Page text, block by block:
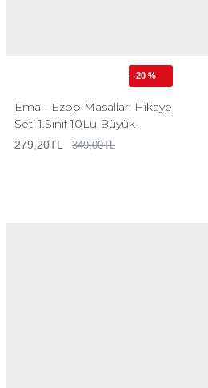
-20 %
Ema - Ezop Masalları Hikaye
Seti 1.Sınıf 10Lu Büyük
279,20TL 349,00TL